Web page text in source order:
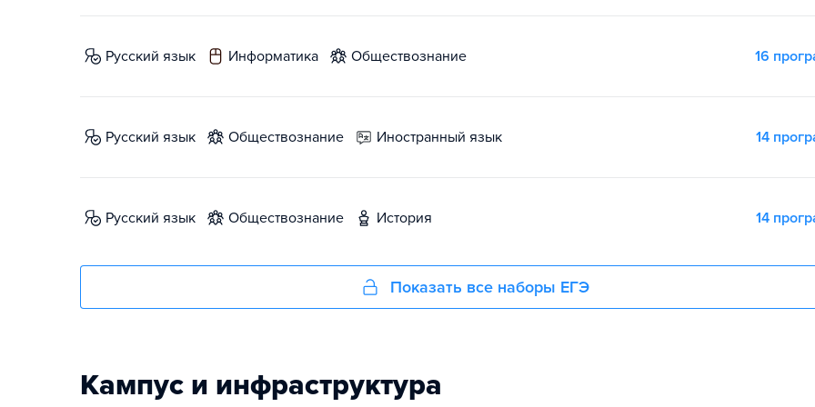
русский язык информатика обществознание 16
русский язык обществознание иностранный язык 14
русский язык обществознание история 14
Показать все наборы ЕГЭ
Кампус и инфраструктура